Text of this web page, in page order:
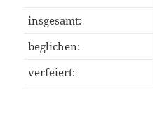
insgesamt:
beglichen:
verfeiert: